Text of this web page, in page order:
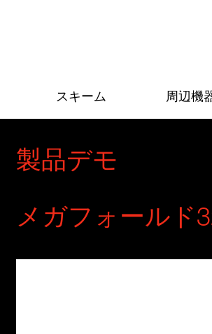
スキーム 周辺機
製品デモ
メガフォールド